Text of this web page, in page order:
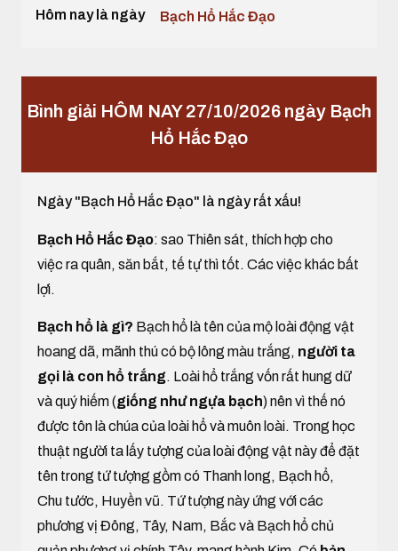
Hôm nay là ngày Bạch Hổ Hắc Đạo
Bình giải HÔM NAY 27/10/2026 ngày Bạch
Hổ Hắc Đạo
Ngày "Bạch Hổ Hắc Đạo" là ngày rất xấu!
Bạch Hổ Hắc Đạo: sao Thiên sát, thích hợp cho
việc ra quân, săn bắt, tế tự thì tốt. Các việc khác bất
lợi.
Bạch hổ là gì? Bạch hổ là tên của mộ loài động vật
hoang dã, mãnh thú có bộ lông màu trắng, người ta
gọi là con hổ trắng. Loài hổ trắng vốn rất hung dữ
và quý hiếm (giống như ngựa bạch) nên vì thế nó
được tôn là chúa của loài hổ và muôn loài. Trong học
thuật người ta lấy tượng của loài động vật này để đặt
tên trong tứ tượng gồm có Thanh long, Bạch hổ,
Chu tước, Huyền vũ. Tứ tượng này ứng với các
phương vị Đông, Tây, Nam, Bắc và Bạch hổ chủ